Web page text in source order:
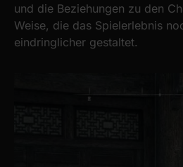
und die Beziehungen zu den
Weise, die das Spielerlebnis
eindringlicher gestaltet.